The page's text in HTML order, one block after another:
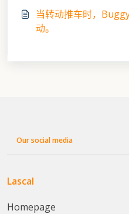
当转动推车时，
动。
Our social media
Lascal
Homepage